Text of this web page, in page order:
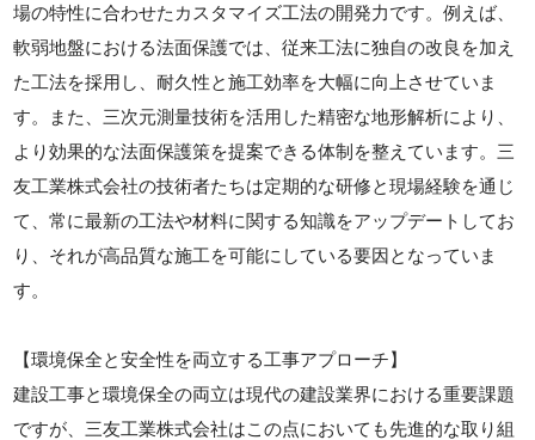
場の特性に合わせたカスタマイズ工法の開発力です。例えば、
軟弱地盤における法面保護では、従来工法に独自の改良を加え
た工法を採用し、耐久性と施工効率を大幅に向上させていま
す。また、三次元測量技術を活用した精密な地形解析により、
より効果的な法面保護策を提案できる体制を整えています。三
友工業株式会社の技術者たちは定期的な研修と現場経験を通じ
て、常に最新の工法や材料に関する知識をアップデートしてお
り、それが高品質な施工を可能にしている要因となっていま
す。
【環境保全と安全性を両立する工事アプローチ】
建設工事と環境保全の両立は現代の建設業界における重要課題
ですが、三友工業株式会社はこの点においても先進的な取り組